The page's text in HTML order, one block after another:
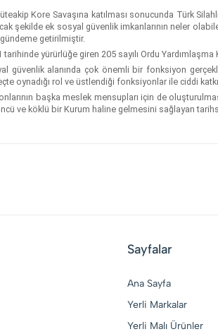
Kore Savaşına katılması sonucunda Türk
şekilde ek sosyal güvenlik imkanlarının neler
getirilmiştir.
yürürlüğe giren 205 sayılı Ordu
alanında çok önemli bir fonksiyon
oynadığı rol ve üstlendiği fonksiyonlar ile ciddi
başka meslek mensupları için de
ve köklü bir Kurum haline gelmesini sağlayan
Sayfalar
Ana Sayfa
Yerli Markalar
Yerli Malı Ürünler